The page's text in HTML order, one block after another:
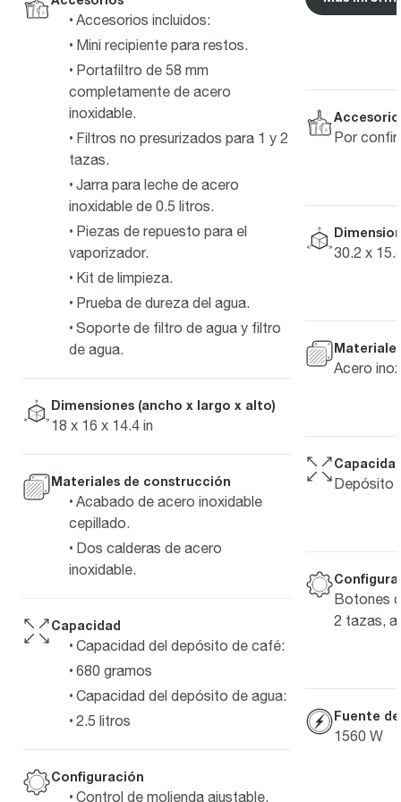
Accesorios incluidos:
Mini recipiente para restos.
Portafiltro de 58 mm
completamente de acero
inoxidable.
Filtros no presurizados para 1 y 2
tazas.
Jarra para leche de acero
inoxidable de 0.5 litros.
Piezas de repuesto para el
vaporizador.
Kit de limpieza.
Prueba de dureza del agua.
Soporte de filtro de agua y filtro
de agua.
Dimensiones (ancho x largo x alto)
18 x 16 x 14.4 in
Materiales de construcción
Acabado de acero inoxidable
cepillado.
Dos calderas de acero
inoxidable.
Capacidad
Capacidad del depósito de café:
680 gramos
Capacidad del depósito de agua:
2.5 litros
Configuración
Control de molienda ajustable.
Por
30.2 x
Acero
Depósito
Botones
2 tazas,
Fuente
1560 W